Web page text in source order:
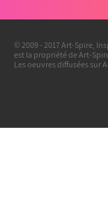
© 2009 - 2017 Art-Spire,
est la propriété de Art-
Les oeuvres diffusées sur